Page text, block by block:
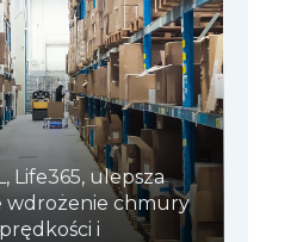
Life365, ulepsza
wdrożenie chmury
i